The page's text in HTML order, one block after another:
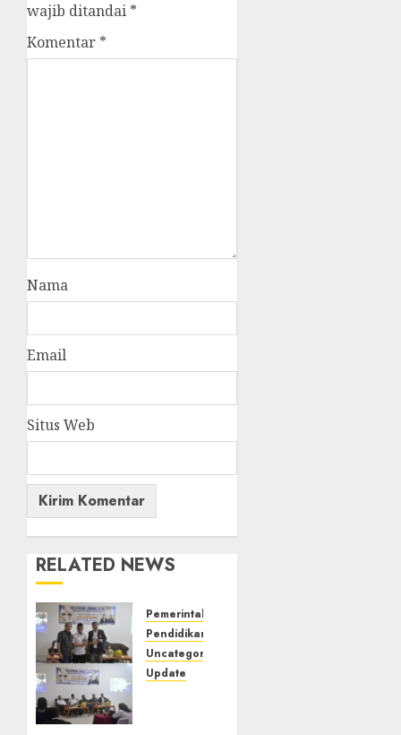
wajib ditandai *
Komentar *
Nama
Email
Situs Web
RELATED NEWS
Pemerintahan
Pendidikan
Uncategorized
Update